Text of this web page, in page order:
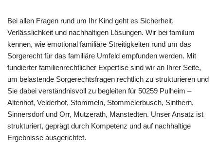
Bei allen Fragen rund um Ihr Kind geht es Sicherheit,
Verlässlichkeit und nachhaltigen Lösungen. Wir bei familum
kennen, wie emotional familiäre Streitigkeiten rund um das
Sorgerecht für das familiäre Umfeld empfunden werden. Mit
fundierter familienrechtlicher Expertise sind wir an Ihrer Seite,
um belastende Sorgerechtsfragen rechtlich zu strukturieren und
Sie dabei verständnisvoll zu begleiten für 50259 Pulheim –
Altenhof, Velderhof, Stommeln, Stommelerbusch, Sinthern,
Sinnersdorf und Orr, Mutzerath, Manstedten. Unser Ansatz ist
strukturiert, geprägt durch Kompetenz und auf nachhaltige
Ergebnisse ausgerichtet.